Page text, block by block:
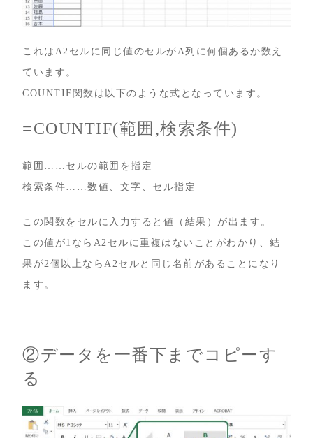
これはA2セルに同じ値のセルがA列に何個あるか数え
ています。
COUNTIF関数は以下のような式となっています。
=COUNTIF(範囲,検索条件)
範囲……セルの範囲を指定
検索条件……数値、文字、セル指定
この関数をセルに入力すると値（結果）が出ます。
この値が1ならA2セルに重複はないことがわかり、結
果が2個以上ならA2セルと同じ名前があることになり
ます。
②データを一番下までコピーす
る